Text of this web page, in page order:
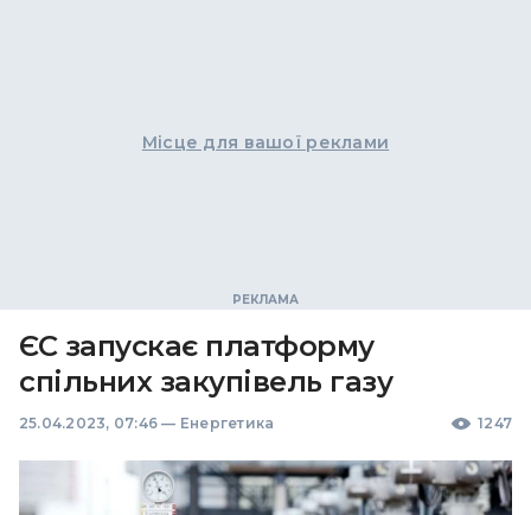
Місце для вашої реклами
ЄС запускає платформу
спільних закупівель газу
25.04.2023, 07:46 — Енергетика 1247